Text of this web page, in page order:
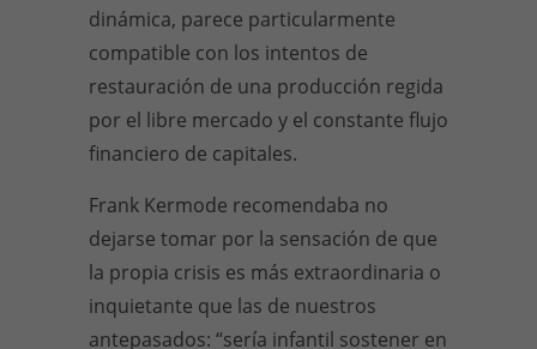
dinámica, parece particularmente
compatible con los intentos de
restauración de una producción regida
por el libre mercado y el constante flujo
financiero de capitales.
Frank Kermode recomendaba no
dejarse tomar por la sensación de que
la propia crisis es más extraordinaria o
inquietante que las de nuestros
antepasados: “sería infantil sostener en